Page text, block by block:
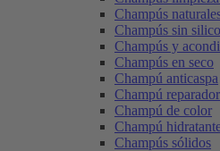
Champús
Champús sin
Champús y
Champús en seco
Champú anticaspa
Champú reparador
Champú de color
Champú
Champús sólidos